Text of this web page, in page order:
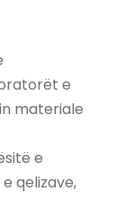
e
materiale
e
qelizave,